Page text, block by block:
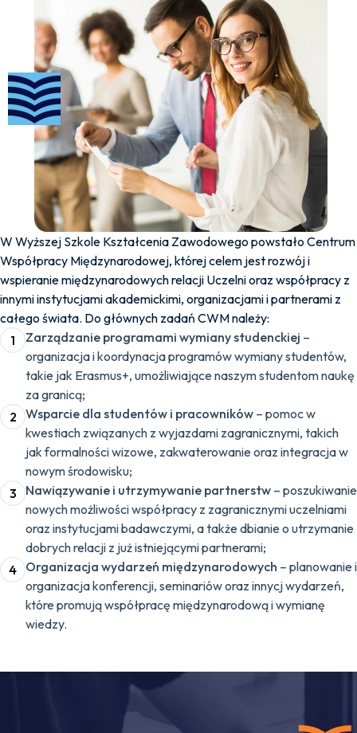
W Wyższej Szkole Kształcenia Zawodowego powstało Centrum
Współpracy Międzynarodowej, której celem jest rozwój i
wspieranie międzynarodowych relacji Uczelni oraz współpracy z
innymi instytucjami akademickimi, organizacjami i partnerami z
całego świata. Do głównych zadań CWM należy:
1
Zarządzanie programami wymiany studenckiej –
organizacja i koordynacja programów wymiany studentów,
takie jak Erasmus+, umożliwiające naszym studentom naukę
za granicą;
2 Wsparcie dla studentów i pracowników – pomoc w
kwestiach związanych z wyjazdami zagranicznymi, takich
jak formalności wizowe, zakwaterowanie oraz integracja w
nowym środowisku;
3
Nawiązywanie i utrzymywanie partnerstw – poszukiwanie
nowych możliwości współpracy z zagranicznymi uczelniami
oraz instytucjami badawczymi, a także dbianie o utrzymanie
dobrych relacji z już istniejącymi partnerami;
4 Organizacja wydarzeń międzynarodowych – planowanie i
organizacja konferencji, seminariów oraz innycj wydarzeń,
które promują współpracę międzynarodową i wymianę
wiedzy.